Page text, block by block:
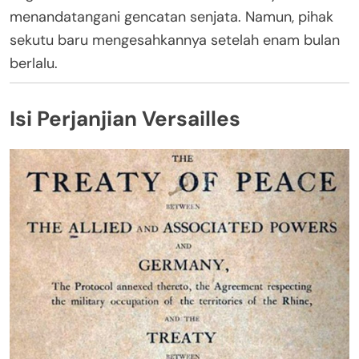
menandatangani gencatan senjata. Namun, pihak
sekutu baru mengesahkannya setelah enam bulan
berlalu.
Isi Perjanjian Versailles